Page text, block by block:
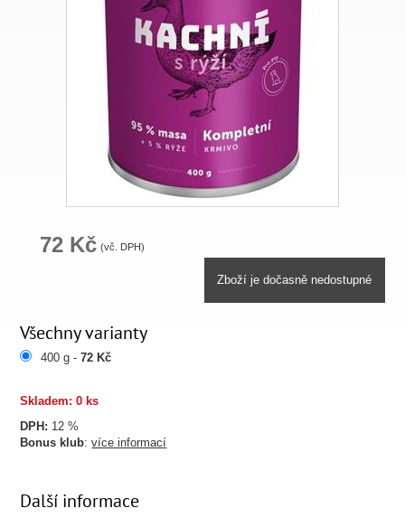
Skladem: 0 ks
DPH: 12 %
Bonus klub:více informací
72 Kč (vč. DPH)
Zboží je dočasně nedostupné
Všechny varianty
400 g -72 Kč
Další informace